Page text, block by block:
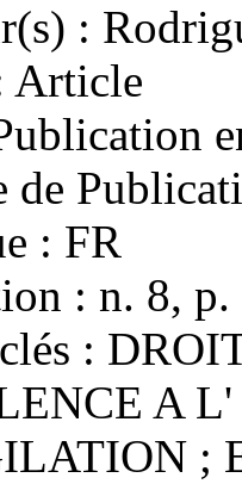
:
Article
de
: FR
: n. 8, p.
:
A
;